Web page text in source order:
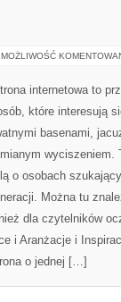
MOŻLIWOŚĆ
internetowa to
które interesują
basenami,
wyciszeniem.
o osobach
Można tu
dla czytelników
i Aranżacje i
o jednej […]